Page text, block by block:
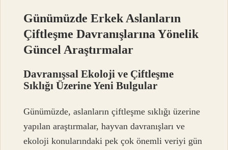
Günümüzde Erkek Aslanların
Çiftleşme Davranışlarına Yönelik
Güncel Araştırmalar
Davranışsal Ekoloji ve Çiftleşme
Sıklığı Üzerine Yeni Bulgular
Günümüzde, aslanların çiftleşme sıklığı üzerine
yapılan araştırmalar, hayvan davranışları ve
ekoloji konularındaki pek çok önemli veriyi gün